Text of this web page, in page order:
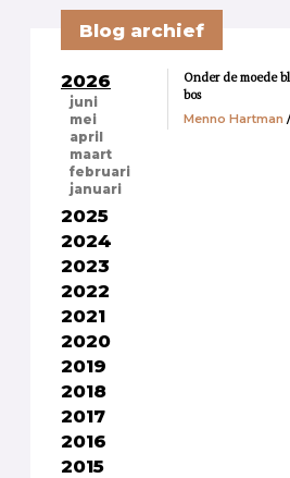
Blog archief
2026
juni
mei
april
maart
februari
januari
2025
2024
2023
2022
2021
2020
2019
2018
2017
2016
2015
Onder de moede
bos
Menno Hartman